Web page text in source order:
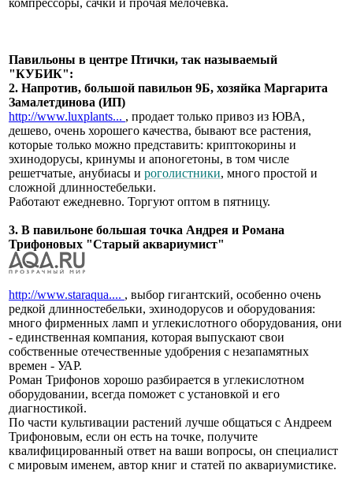
Павильоны в центре Птички, так называемый
"КУБИК":
2. Напротив, большой павильон 9Б, хозяйка Маргарита
Замалетдинова (ИП)
http://www.luxplants... , продает только привоз из ЮВА,
дешево, очень хорошего качества, бывают все растения,
которые только можно представить: криптокорины и
эхинодорусы, кринумы и апоногетоны, в том числе
решетчатые, анубиасы и роголистники, много простой и
сложной длинностебельки.
Работают ежедневно. Торгуют оптом в пятницу.
3. В павильоне большая точка Андрея и Романа
Трифоновых "Старый аквариумист"
http://www.staraqua.... , выбор гигантский, особенно очень
редкой длинностебельки, эхинодорусов и оборудования:
много фирменных ламп и углекислотного оборудования, они
- единственная компания, которая выпускают свои
собственные отечественные удобрения с незапамятных
времен - УАР.
Роман Трифонов хорошо разбирается в углекислотном
оборудовании, всегда поможет с установкой и его
диагностикой.
По части культивации растений лучше общаться с Андреем
Трифоновым, если он есть на точке, получите
квалифицированный ответ на ваши вопросы, он специалист
с мировым именем, автор книг и статей по аквариумистике.